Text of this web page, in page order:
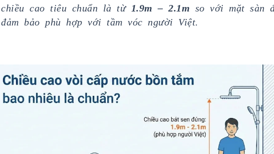
chiều cao tiêu chuẩn là từ 1.9m – 2.1m so với mặt sàn
đảm bảo phù hợp với tầm vóc người Việt.